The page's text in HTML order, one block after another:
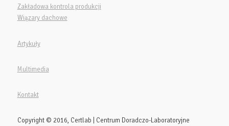
Zakładowa kontrola produkcji
Wiązary dachowe
Artykuły
Multimedia
Kontakt
Copyright © 2016, Certlab | Centrum Doradczo-Laboratoryjne